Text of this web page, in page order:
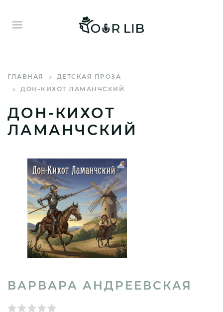
ГЛАВНАЯ
ДЕТСКАЯ ПРОЗА
ДОН-КИХОТ ЛАМАНЧСКИЙ
ДОН-КИХОТ
ЛАМАНЧСКИЙ
ВАРВАРА АНДРЕЕВСКАЯ